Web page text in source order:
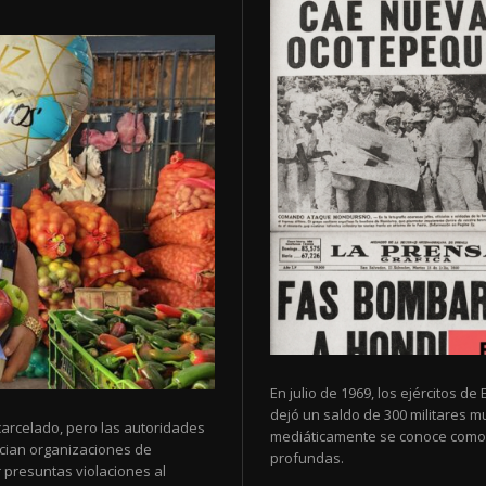
pero las autoridades
organizaciones de
presuntas violaciones al
En julio de 1969, los ejércitos
dejó un saldo de 300 militares
mediáticamente se conoce
profundas.